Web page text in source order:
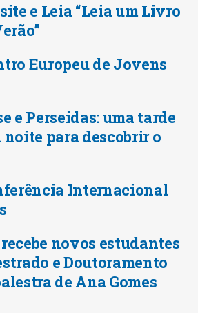
e Leia “Leia um Livro
Europeu de Jovens
e Perseidas: uma tarde
noite para descobrir o
Internacional
recebe novos estudantes
e Doutoramento
de Ana Gomes